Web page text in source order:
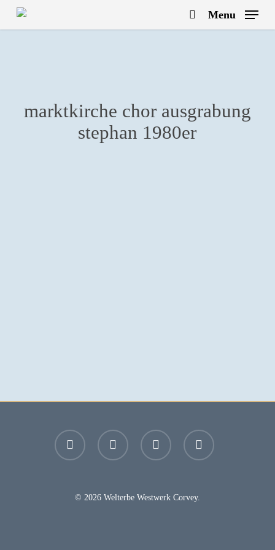
Skip
search
Menu
marktkirche chor ausgrabung
stephan 1980er
facebook youtube instagram email
© 2026 Welterbe Westwerk Corvey.